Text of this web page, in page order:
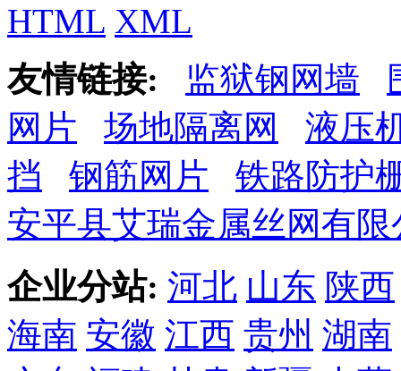
HTML XML
友情链接:
监狱钢网墙
网片
场地隔离网
液压
挡
钢筋网片
铁路防护
安平县艾瑞金属丝网有限
企业分站: 河北 山东 陕西
海南 安徽 江西 贵州 湖南